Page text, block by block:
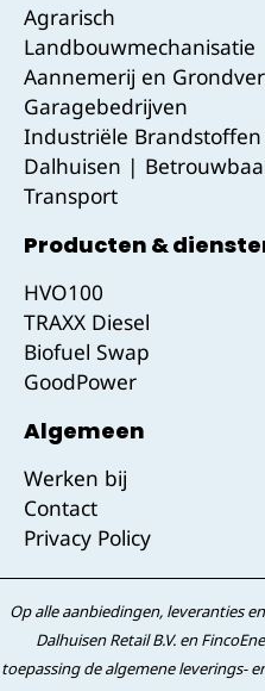
Agrarisch
Landbouwmechanisatie
Aannemerij en
Garagebedrijven
Industriële
Dalhuisen |
Transport
Producten &
HVO100
TRAXX Diesel
Biofuel Swap
GoodPower
Algemeen
Werken bij
Contact
Privacy Policy
Op alle aanbiedingen, leveranties
Dalhuisen Retail B.V. en
toepassing de algemene leverings-